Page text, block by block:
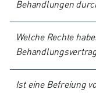
Behandlungen
Welche Rechte
Ist eine Befreiung